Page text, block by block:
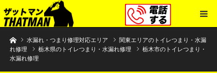
水まわりトラブル解決のザットマン
水漏れ・つまり修理対応エリア
関東エリアのトイレつまり・水漏
れ修理
栃木県のトイレつまり・水漏れ修理
栃木市のトイレつまり・
水漏れ修理